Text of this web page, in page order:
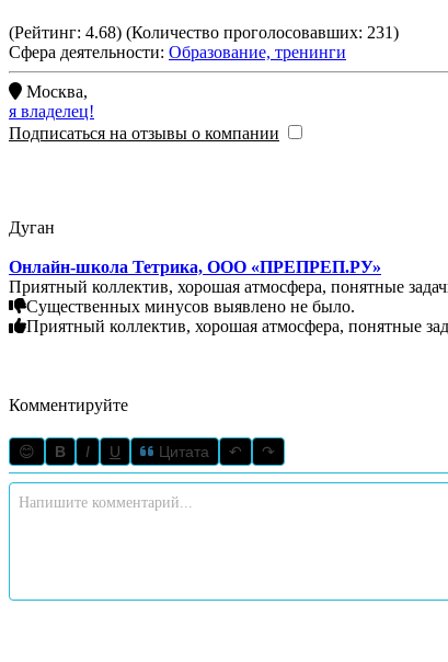
(Рейтинг: 4.68) (Количество проголосовавших: 231)
Сфера деятельности: Образование, тренинги
Москва,
я владелец!
Подписаться на отзывы о компании
Дуган
Онлайн-школа Тетрика, ООО «ПРЕПРЕП.РУ»
Приятный коллектив, хорошая атмосфера, понятные
Существенных минусов выявлено не было.
Приятный коллектив, хорошая атмосфера, понятные
Комментируйте
😊 B I U Цитата ↶ ↷